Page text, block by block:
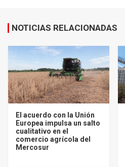
NOTICIAS RELACIONADAS
El acuerdo con la Unión
Europea impulsa un salto
cualitativo en el
comercio agrícola del
Mercosur